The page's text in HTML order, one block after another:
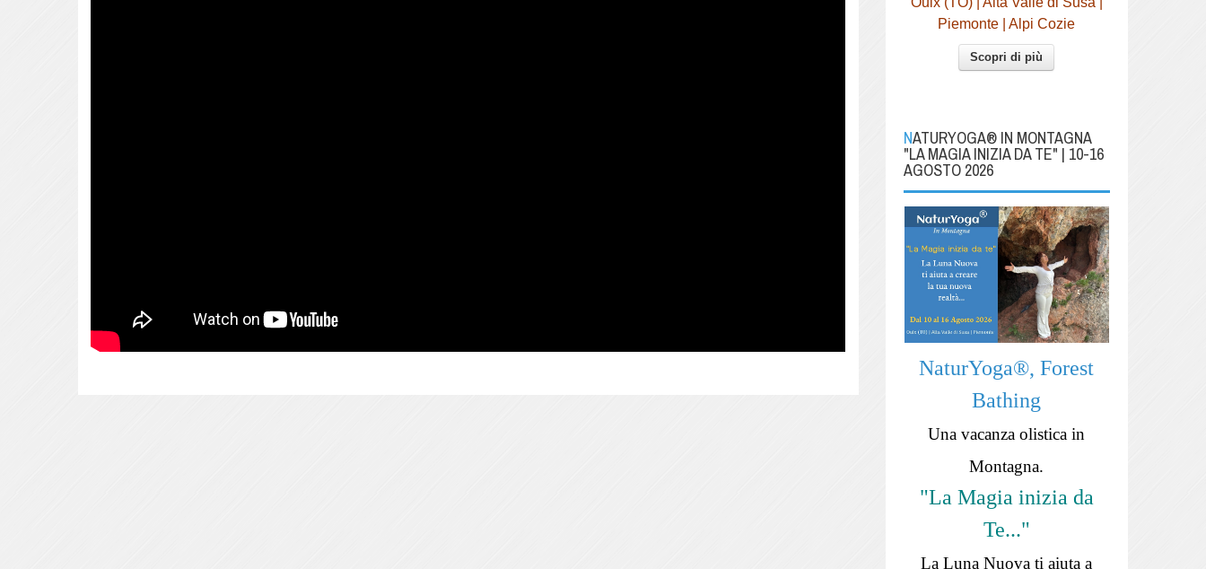
Piemonte | Alpi Cozie
Scopri di più
NATURYOGA® IN MONTAGNA
"LA MAGIA INIZIA DA TE" | 10-16
AGOSTO 2026
NaturYoga®, Forest
Bathing
Una vacanza olistica in
Montagna.
"La Magia inizia da
Te..."
La Luna Nuova ti aiuta a